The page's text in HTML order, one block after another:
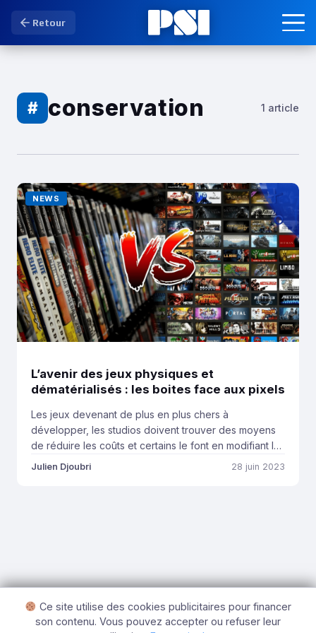
Retour
# conservation 1 article
NEWS
L’avenir des jeux physiques et
dématérialisés : les boites face aux pixels
Les jeux devenant de plus en plus chers à
développer, les studios doivent trouver des moyens
de réduire les coûts et certains le font en modifiant le
fonctionnement des copies physiques et
Julien Djoubri 28 juin 2023
Ce site utilise des cookies publicitaires pour financer
son contenu. Vous pouvez accepter ou refuser leur